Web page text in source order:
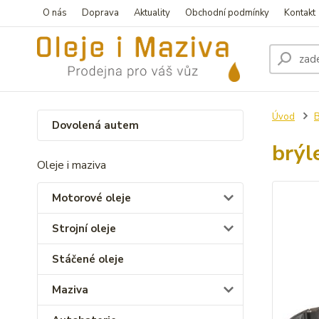
O nás Doprava Aktuality Obchodní podmínky Kontakt
Dovolená autem
Oleje i maziva
Motorové oleje
Strojní oleje
Stáčené oleje
Maziva
Úvod